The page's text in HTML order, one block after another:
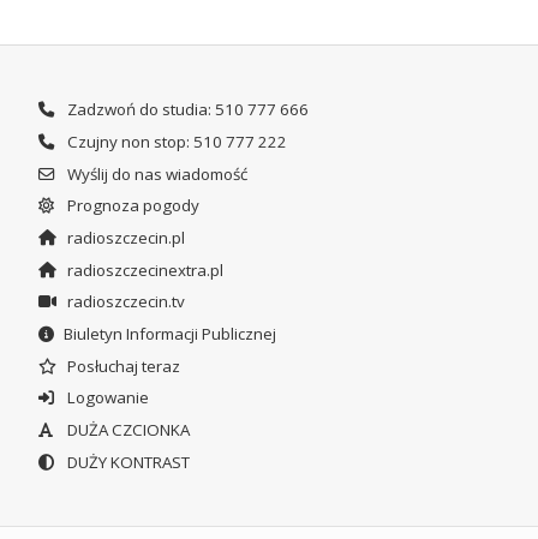
Zadzwoń do studia: 510 777 666
Czujny non stop: 510 777 222
Wyślij do nas wiadomość
Prognoza pogody
radioszczecin.pl
radioszczecinextra.pl
radioszczecin.tv
Biuletyn Informacji Publicznej
Posłuchaj teraz
Logowanie
DUŻA CZCIONKA
DUŻY KONTRAST